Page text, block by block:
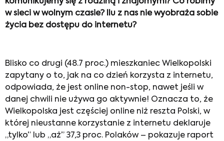
w sieci w wolnym czasie? Ilu z nas nie wyobraża sobie
życia bez dostępu do internetu?
Blisko co drugi (48.7 proc.) mieszkaniec Wielkopolski
zapytany o to, jak na co dzień korzysta z internetu,
odpowiada, że jest online non-stop, nawet jeśli w
danej chwili nie używa go aktywnie! Oznacza to, że
Wielkopolska jest częściej online niż reszta Polski, w
której nieustanne korzystanie z internetu deklaruje
„tylko” lub „aż” 37,3 proc. Polaków – pokazuje raport